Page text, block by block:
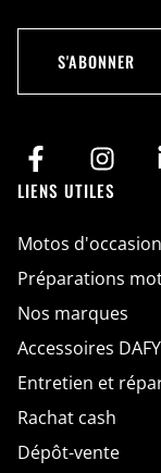
a
c
E
-
a
i
l
G
S'ABONNER
LIENS UTILES
Motos d'occasion
Préparations
Nos marques
Accessoires DAFY
Entretien et
Rachat cash
Dépôt-vente